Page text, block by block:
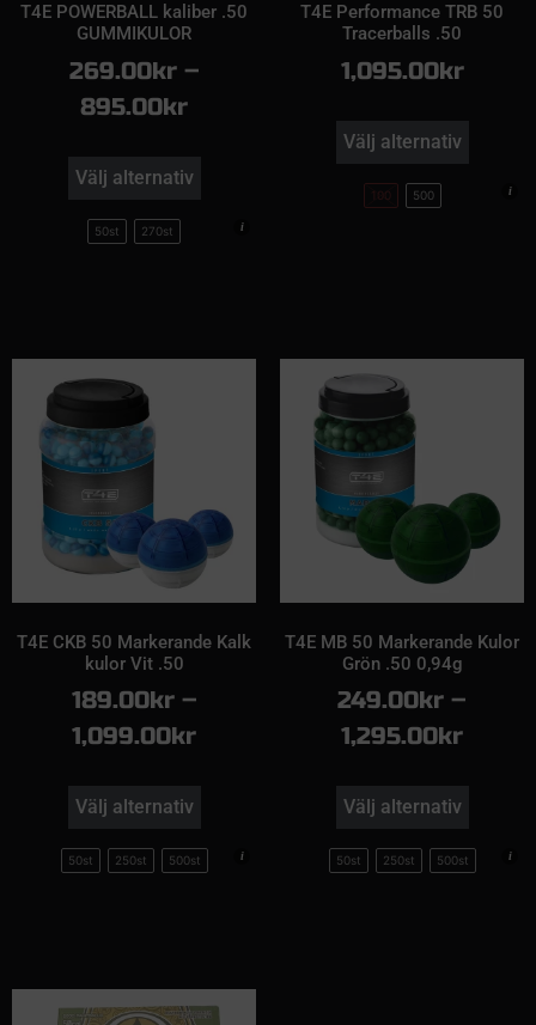
T4E POWERBALL kaliber .50
GUMMIKULOR
269.00kr –
895.00kr
Välj alternativ
50st 270st
T4E Performance TRB 50
Tracerballs .50
1,095.00kr
Välj alternativ
100 500
T4E CKB 50 Markerande Kalk
kulor Vit .50
189.00kr –
1,099.00kr
Välj alternativ
50st 250st 500st
T4E MB 50 Markerande Kulor
Grön .50 0,94g
249.00kr –
1,295.00kr
Välj alternativ
50st 250st 500st